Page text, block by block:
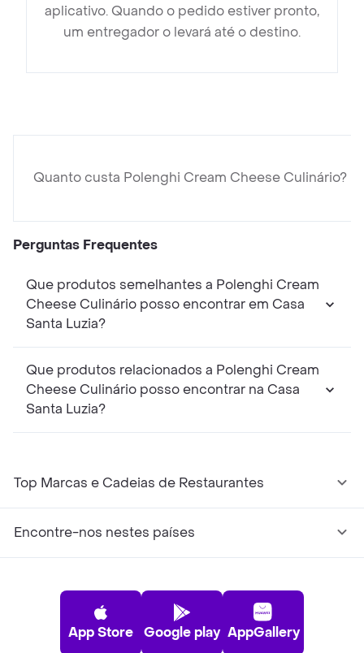
aplicativo. Quando o pedido estiver pronto,
um entregador o levará até o destino.
Quanto custa Polenghi Cream Cheese Culinário?
Perguntas Frequentes
Que produtos semelhantes a Polenghi Cream
Cheese Culinário posso encontrar em Casa
Santa Luzia?
Que produtos relacionados a Polenghi Cream
Cheese Culinário posso encontrar na Casa
Santa Luzia?
Top Marcas e Cadeias de Restaurantes
Encontre-nos nestes países
App Store Google play AppGallery